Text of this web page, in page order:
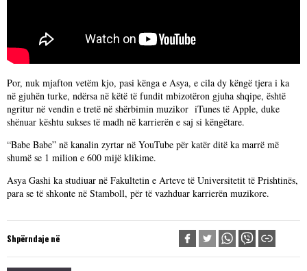
Por, nuk mjafton vetëm kjo, pasi kënga e Asya, e cila dy këngë tjera i ka
në gjuhën turke, ndërsa në këtë të fundit mbizotëron gjuha shqipe, është
ngritur në vendin e tretë në shërbimin muzikor iTunes të Apple, duke
shënuar kështu sukses të madh në karrierën e saj si këngëtare.
“Babe Babe” në kanalin zyrtar në YouTube për katër ditë ka marrë më
shumë se 1 milion e 600 mijë klikime.
Asya Gashi ka studiuar në Fakultetin e Arteve të Universitetit të Prishtinës,
para se të shkonte në Stamboll, për të vazhduar karrierën muzikore.
Shpërndaje në